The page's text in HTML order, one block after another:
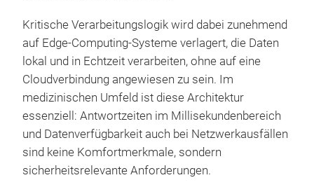
Kritische Verarbeitungslogik wird dabei zunehmend
auf Edge-Computing-Systeme verlagert, die Daten
lokal und in Echtzeit verarbeiten, ohne auf eine
Cloudverbindung angewiesen zu sein. Im
medizinischen Umfeld ist diese Architektur
essenziell: Antwortzeiten im Millisekundenbereich
und Datenverfügbarkeit auch bei Netzwerkausfällen
sind keine Komfortmerkmale, sondern
sicherheitsrelevante Anforderungen.